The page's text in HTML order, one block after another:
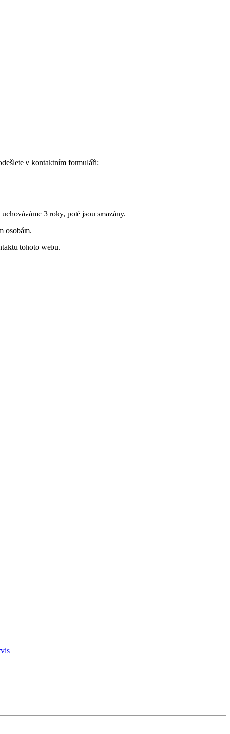
v kontaktním formuláři:
3 roky, poté jsou smazány.
osobám.
tohoto webu.